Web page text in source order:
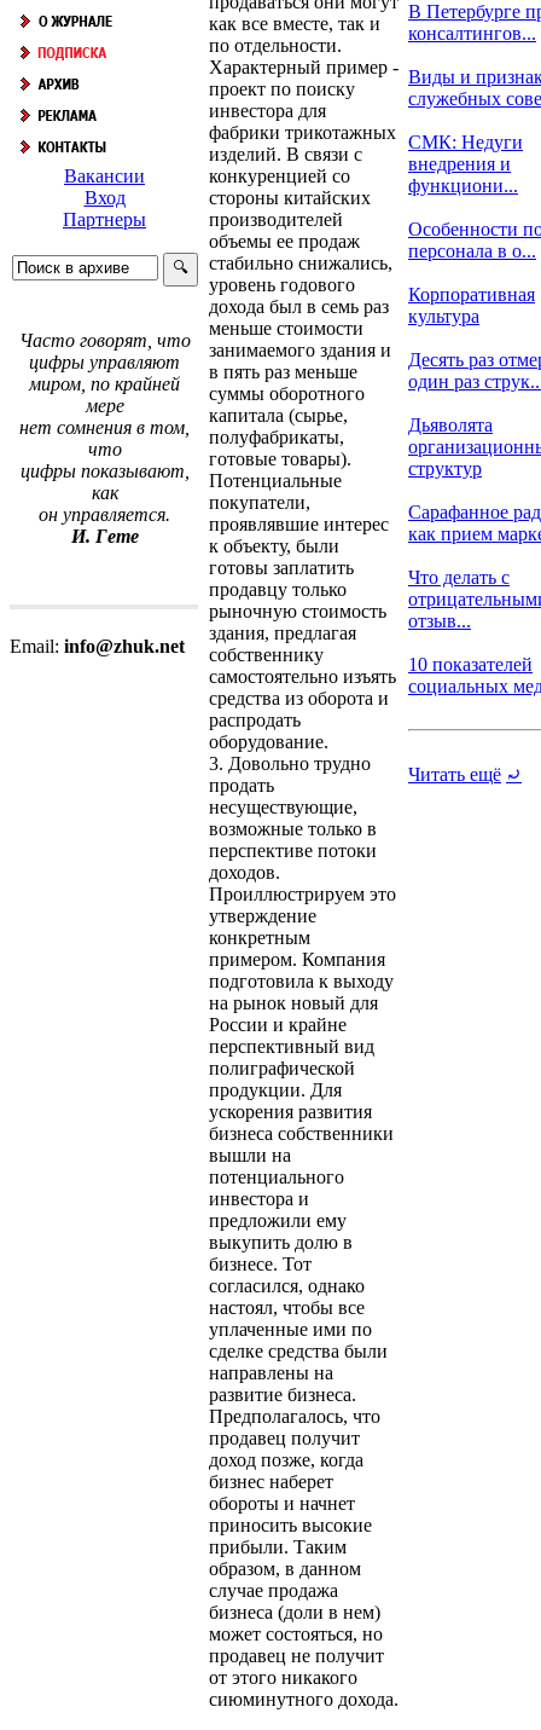
Вакансии
Вход
Партнеры
Часто говорят, что
цифры управляют
миром, по крайней
мере
нет сомнения в том,
что
цифры показывают,
как
он управляется.
И. Гете
Email: info@zhuk.net
как все вместе, так и
по отдельности.
Характерный пример -
проект по поиску
инвестора для
фабрики трикотажных
изделий. В связи с
конкуренцией со
стороны китайских
производителей
объемы ее продаж
стабильно снижались,
уровень годового
дохода был в семь раз
меньше стоимости
занимаемого здания и
в пять раз меньше
суммы оборотного
капитала (сырье,
полуфабрикаты,
готовые товары).
Потенциальные
покупатели,
проявлявшие интерес
к объекту, были
готовы заплатить
продавцу только
рыночную стоимость
здания, предлагая
собственнику
самостоятельно изъять
средства из оборота и
распродать
оборудование.
3. Довольно трудно
продать
несуществующие,
возможные только в
перспективе потоки
доходов.
Проиллюстрируем это
утверждение
конкретным
примером. Компания
подготовила к выходу
на рынок новый для
России и крайне
перспективный вид
полиграфической
продукции. Для
ускорения развития
бизнеса собственники
вышли на
потенциального
инвестора и
предложили ему
выкупить долю в
бизнесе. Тот
согласился, однако
настоял, чтобы все
уплаченные ими по
сделке средства были
направлены на
развитие бизнеса.
Предполагалось, что
продавец получит
доход позже, когда
бизнес наберет
обороты и начнет
приносить высокие
прибыли. Таким
образом, в данном
случае продажа
бизнеса (доли в нем)
может состояться, но
продавец не получит
от этого никакого
сиюминутного дохода.
В Петербурге
консалтингов...
Виды и
служебных
СМК: Недуги
внедрения и
функциони...
Особенности
персонала в о...
Корпоративная
культура
Десять раз
один раз
Дьяволята
структур
Сарафанное
как прием
Что делать с
отзыв...
10 показателей
социальных
Читать ещё ⤾